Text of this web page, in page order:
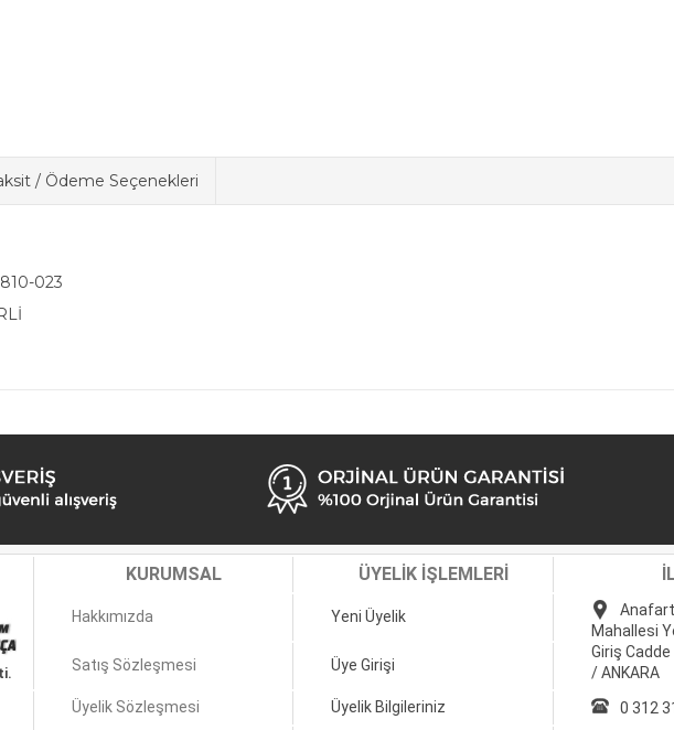
/ Ödeme Seçenekleri
023
KURUMSAL ÜYELİK İŞLEMLERİ
Hakkımızda Yeni Üyelik
Mahallesi
Giriş
/ ANKARA
Satış Sözleşmesi Üye Girişi
Üyelik Sözleşmesi Üyelik Bilgileriniz 0 312